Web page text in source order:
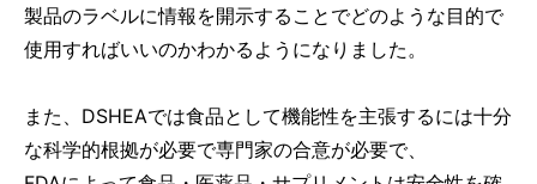
製品のラベルに情報を開示することでどのような目的で
使用すればいいのかわかるようになりました。
また、DSHEAでは食品として機能性を主張するには十分
な科学的根拠が必要で専門家の合意が必要で、